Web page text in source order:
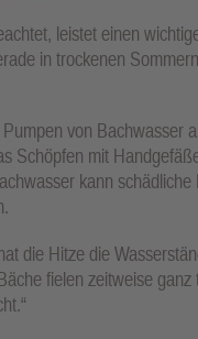
leistet einen
in trockenen
von Bachwasser
Schöpfen mit
kann
die Hitze die
fielen zeitweise